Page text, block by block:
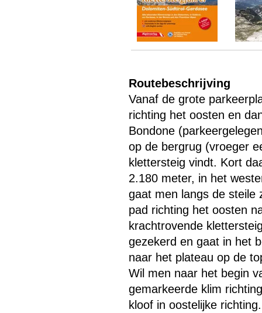
Routebeschrijving
Vanaf de grote
richting het oosten en
Bondone
op de bergrug (vroeger
klettersteig vindt. Kort
2.180 meter, in het
gaat men langs de steile
pad richting het oosten
krachtrovende
gezekerd en gaat in het
naar het plateau op de
Wil men naar het begin
gemarkeerde klim
kloof in oostelijke